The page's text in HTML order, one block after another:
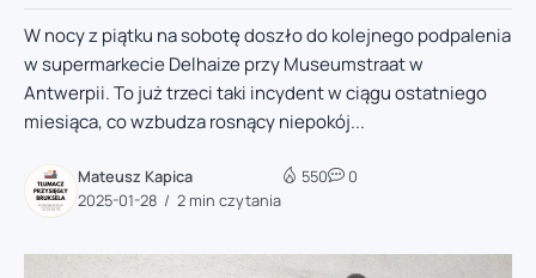
W nocy z piątku na sobotę doszło do kolejnego podpalenia
w supermarkecie Delhaize przy Museumstraat w
Antwerpii. To już trzeci taki incydent w ciągu ostatniego
miesiąca, co wzbudza rosnący niepokój...
Mateusz Kapica
2025-01-28
2 min czytania
550 0